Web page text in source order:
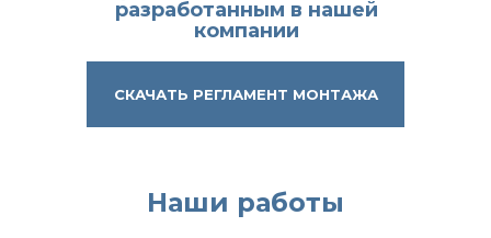
СКАЧАТЬ РЕГЛАМЕНТ МОНТАЖА
разработанным в нашей
компании
Наши работы
ОГРН: 1217800000868
Политика обработки персональных данных
Разработка сайта —